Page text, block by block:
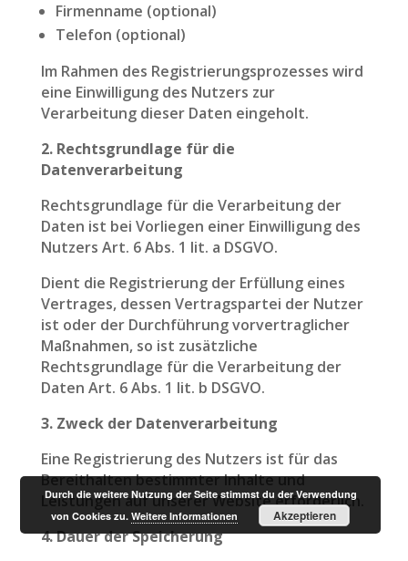
Firmenname (optional)
Telefon (optional)
Im Rahmen des Registrierungsprozesses wird
eine Einwilligung des Nutzers zur
Verarbeitung dieser Daten eingeholt.
2. Rechtsgrundlage für die
Datenverarbeitung
Rechtsgrundlage für die Verarbeitung der
Daten ist bei Vorliegen einer Einwilligung des
Nutzers Art. 6 Abs. 1 lit. a DSGVO.
Dient die Registrierung der Erfüllung eines
Vertrages, dessen Vertragspartei der Nutzer
ist oder der Durchführung vorvertraglicher
Maßnahmen, so ist zusätzliche
Rechtsgrundlage für die Verarbeitung der
Daten Art. 6 Abs. 1 lit. b DSGVO.
3. Zweck der Datenverarbeitung
Eine Registrierung des Nutzers ist für das
Bereithalten bestimmter Inhalte und
Leistungen auf unserer Website erforderlich.
4. Dauer der Speicherung
Durch die weitere Nutzung der Seite stimmst du der Verwendung
von Cookies zu.Weitere Informationen Akzeptieren